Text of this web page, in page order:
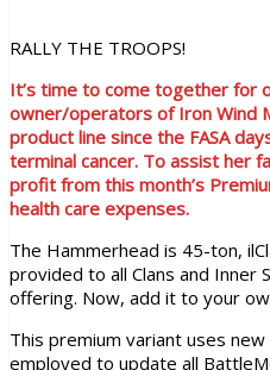
RALLY THE TROOPS!
It’s time to come together for
owner/operators of Iron Wind
product line since the FASA
terminal cancer. To assist her
profit from this month’s
health care expenses.
The Hammerhead is 45-ton,
provided to all Clans and Inner
offering. Now, add it to your
This premium variant uses
employed to update all